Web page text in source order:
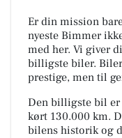
Er din mission
nyeste Bimmer
med her. Vi giver
billigste biler.
prestige, men til
Den billigste bil er
kørt 130.000 km.
bilens historik og